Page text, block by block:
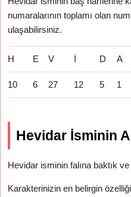
numaralarının toplamı olan
ulaşabilirsiniz.
H E V İ D A
10 6 27 12 5 1
Hevidar İsminin
Hevidar isminin falına baktık
Karakterinizin en belirgin